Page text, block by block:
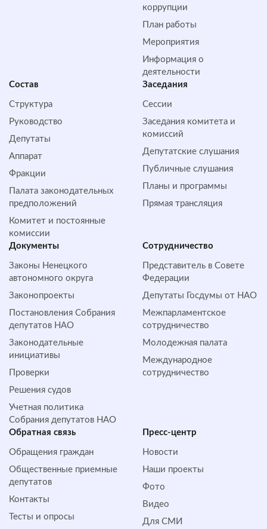
коррупции
План работы
Мероприятия
Информация о
деятельности
Состав
Структура
Руководство
Депутаты
Аппарат
Фракции
Палата законодательных
предположений
Комитет и постоянные
комиссии
Заседания
Сессии
Заседания комитета и
комиссий
Депутатские слушания
Публичные слушания
Планы и программы
Прямая трансляция
Документы
Законы Ненецкого
автономного округа
Законопроекты
Постановления Собрания
депутатов НАО
Законодательные
инициативы
Проверки
Решения судов
Учетная политика
Собрания депутатов НАО
Сотрудничество
Представитель в Совете
Федерации
Депутаты Госдумы от НАО
Межпарламентское
сотрудничество
Молодежная палата
Международное
сотрудничество
Обратная cвязь
Обращения граждан
Общественные приемные
депутатов
Контакты
Тесты и опросы
Пресс-центр
Новости
Наши проекты
Фото
Видео
Для СМИ